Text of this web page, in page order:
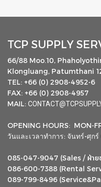
TCP SUPPLY
66/88 Moo.10,
Klongluang, Patumthani
TEL: +66 (0) 2908-4952-6
FAX: +66 (0) 2908-4957
MAIL:
OPENING HOURS: MON-
วันและเวลาทำการ: จันทร์-ศุก
085-047-9047 (Sales / ฝ่าย
086-600-7388 (Rental
089-799-8496